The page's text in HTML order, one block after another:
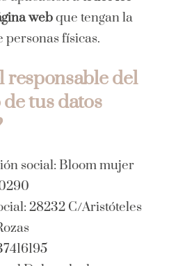
webque tengan la
físicas.
responsable del
tus datos
social: Bloom mujer
28232 C/Aristóteles